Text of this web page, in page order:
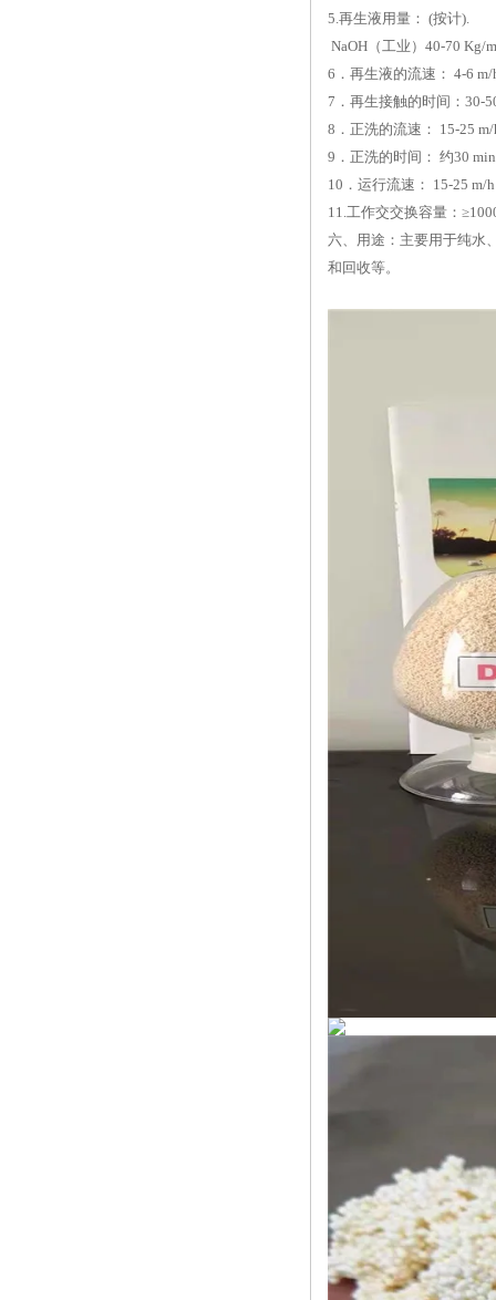
5.再生液用量： (按计).
NaOH（工业）40-70 Kg/
6．再生液的流速： 4-6 m/
7．再生接触的时间：30-
8．正洗的流速： 15-25 m/
9．正洗的时间： 约30
10．运行流速： 15-25 m/h
11.工作交交换容量：
六、用途：主要用于纯水
和回收等。